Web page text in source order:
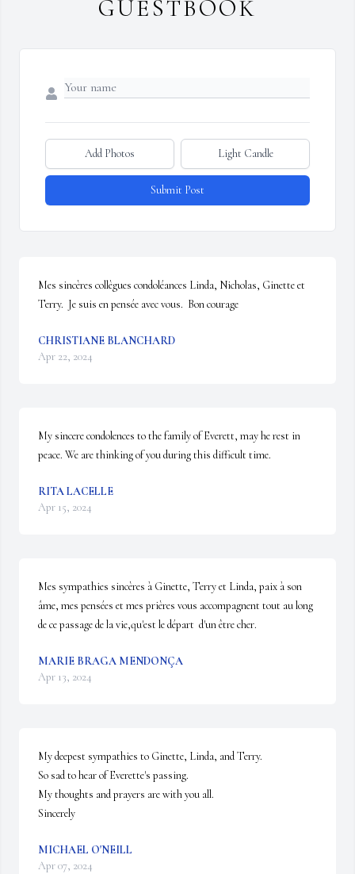
GUESTBOOK
Add Photos Light Candle
Submit Post
Mes sincères collègues condoléances Linda, Nicholas, Ginette et
Terry.  Je suis en pensée avec vous.  Bon courage
CHRISTIANE BLANCHARD
Apr 22, 2024
My sincere condolences to the family of Everett, may he rest in
peace. We are thinking of you during this difficult time.
RITA LACELLE
Apr 15, 2024
Mes sympathies sincères à Ginette, Terry et Linda, paix à son
âme, mes pensées et mes prières vous accompagnent tout au long
de ce passage de la vie,qu'est le départ  d'un être cher.
MARIE BRAGA MENDONÇA
Apr 13, 2024
My deepest sympathies to Ginette, Linda, and Terry.
So sad to hear of Everette's passing.
My thoughts and prayers are with you all.
Sincerely
MICHAEL O'NEILL
Apr 07, 2024